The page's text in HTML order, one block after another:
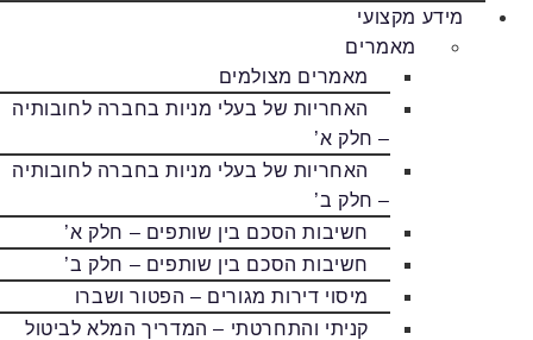
מידע מקצועי
מאמרים
מאמרים מצולמים
האחריות של בעלי מניות בחברה לחובותיה
– חלק א’
האחריות של בעלי מניות בחברה לחובותיה
– חלק ב’
חשיבות הסכם בין שותפים – חלק א’
חשיבות הסכם בין שותפים – חלק ב’
מיסוי דירות מגורים – הפטור ושברו
קניתי והתחרטתי – המדריך המלא לביטול